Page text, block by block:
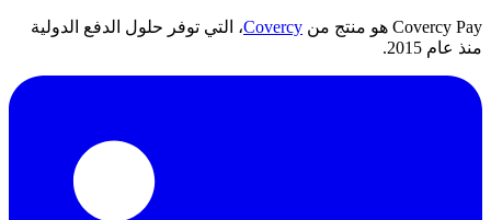
Covercy Pay هو منتج من Covercy، التي توفر حلول الدفع الدولية
منذ عام 2015.